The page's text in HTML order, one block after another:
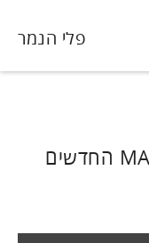
פלי הנמר